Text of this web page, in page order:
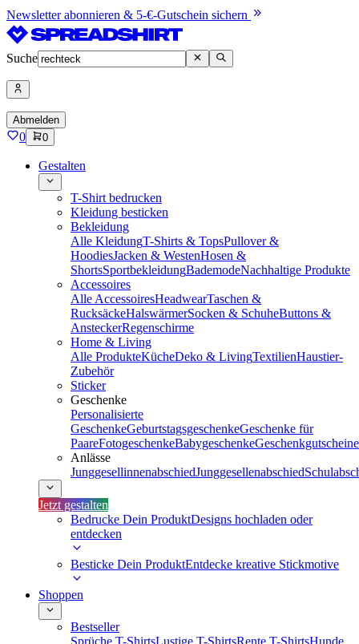
Newsletter abonnieren & 5-€-Gutschein sichern
Suche
Abmelden
0 0
Gestalten
T-Shirt bedrucken
Kleidung besticken
Bekleidung
Alle KleidungT-Shirts & TopsPullover &
HoodiesJacken & WestenHosen &
ShortsSportbekleidungBademodeNachhaltige Produkte
Accessoires
Alle AccessoiresHeadwearTaschen &
RucksäckeHalswärmerSocken & SchuheButtons &
AnsteckerRegenschirme
Home & Living
Alle ProdukteKücheDeko & LivingTextilienHaustier-
Zubehör
Sticker
Geschenke
Personalisierte
GeschenkeGeburtstagsgeschenkeGeschenke für
PaareFotogeschenkeBabygeschenkeGeschenkgutscheine
Anlässe
JunggesellinnenabschiedJunggesellenabschied
Jetzt gestalten
Bedrucke Dein ProduktDesigns hochladen oder
entdecken
Besticke Dein ProduktEntdecke kreative Stickmotive
Shoppen
Bestseller
Sprüche T-ShirtsLustige T-ShirtsRente T-ShirtsHunde